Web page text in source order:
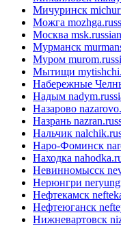
Мичуринск
Можга
Москва
Мурманск
Муром
Мытищи
Набережные
Надым
Назарово
Назрань
Нальчик
Наро-Фоминск
Находка
Невинномысск
Нерюнгри
Нефтекамск
Нефтеюганск
Нижневартовск